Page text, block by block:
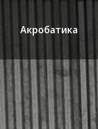
Акробатика